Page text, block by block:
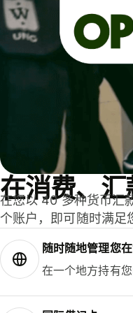
在消费、
在您以 40 多种货币汇
个账户，即可随时满足
随时随地管理您
在一个地方持有